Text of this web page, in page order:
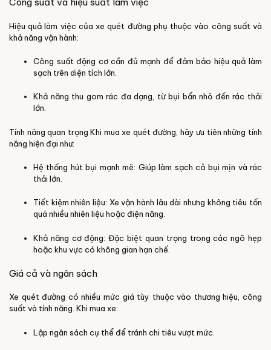
Công suất và hiệu suất làm việc
Hiệu quả làm việc của xe quét đường phụ thuộc vào công suất và
khả năng vận hành:
Công suất động cơ cần đủ mạnh để đảm bảo hiệu quả làm
sạch trên diện tích lớn.
Khả năng thu gom rác đa dạng, từ bụi bẩn nhỏ đến rác thải
lớn.
Tính năng quan trọng Khi mua xe quét đường, hãy ưu tiên những tính
năng hiện đại như:
Hệ thống hút bụi mạnh mẽ: Giúp làm sạch cả bụi mịn và rác
thải lớn.
Tiết kiệm nhiên liệu: Xe vận hành lâu dài nhưng không tiêu tốn
quá nhiều nhiên liệu hoặc điện năng.
Khả năng cơ động: Đặc biệt quan trọng trong các ngõ hẹp
hoặc khu vực có không gian hạn chế.
Giá cả và ngân sách
Xe quét đường có nhiều mức giá tùy thuộc vào thương hiệu, công
suất và tính năng. Khi mua xe:
Lập ngân sách cụ thể để tránh chi tiêu vượt mức.